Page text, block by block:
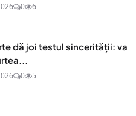
0 6
dă joi testul sincerității: va
0 5